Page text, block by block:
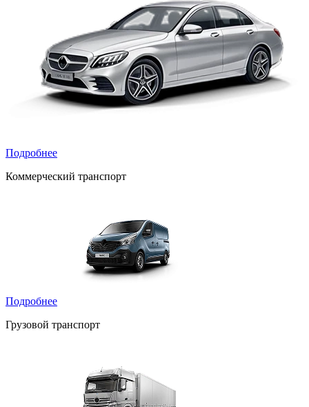
Подробнее
Коммерческий транспорт
Подробнее
Грузовой транспорт